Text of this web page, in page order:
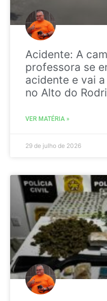
Acidente: A
professora se
acidente e vai
no Alto do
VER MATÉRIA »
29 de julho de 2026